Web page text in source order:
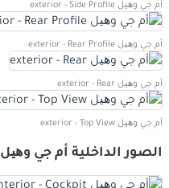
أم جي وھیل exterior - Side Profile
أم جي وھیل exterior - Rear Profile
أم جي وھیل exterior - Rear
أم جي وھیل exterior - Top View
الصور الداخلية أم جي وھیل